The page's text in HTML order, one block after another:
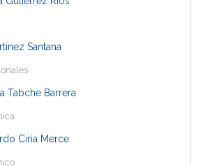
Santana
Tabche Barrera
Ciria Merce